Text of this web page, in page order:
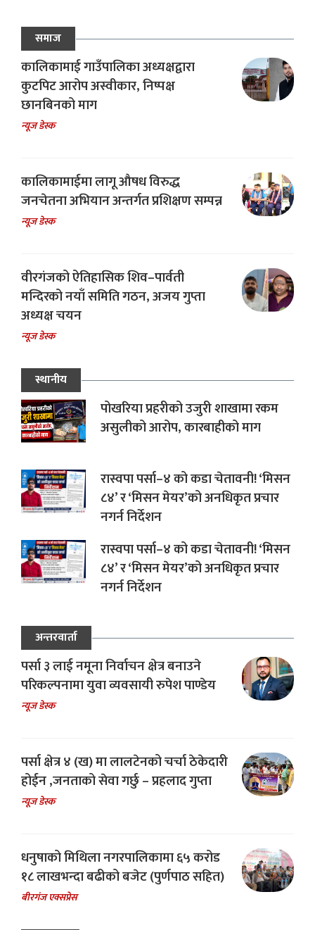
समाज
कालिकामाई गाउँपालिका अध्यक्षद्वारा
कुटपिट आरोप अस्वीकार, निष्पक्ष
छानबिनको माग
न्यूज डेस्क
कालिकामाईमा लागू औषध विरुद्ध
जनचेतना अभियान अन्तर्गत प्रशिक्षण सम्पन्न
न्यूज डेस्क
वीरगंजको ऐतिहासिक शिव–पार्वती
मन्दिरको नयाँ समिति गठन, अजय गुप्ता
अध्यक्ष चयन
न्यूज डेस्क
स्थानीय
पोखरिया प्रहरीको उजुरी शाखामा रकम
असुलीको आरोप, कारबाहीको माग
रास्वपा पर्सा–४ को कडा चेतावनी! ‘मिसन
८४’ र ‘मिसन मेयर’को अनधिकृत प्रचार
नगर्न निर्देशन
रास्वपा पर्सा–४ को कडा चेतावनी! ‘मिसन
८४’ र ‘मिसन मेयर’को अनधिकृत प्रचार
नगर्न निर्देशन
अन्तरवार्ता
पर्सा ३ लाई नमूना निर्वाचन क्षेत्र बनाउने
परिकल्पनामा युवा व्यवसायी रुपेश पाण्डेय
न्यूज डेस्क
पर्सा क्षेत्र ४ (ख) मा लालटेनको चर्चा ठेकेदारी
होईन ,जनताको सेवा गर्छु – प्रहलाद गुप्ता
न्यूज डेस्क
धनुषाको मिथिला नगरपालिकामा ६५ करोड
१८ लाखभन्दा बढीको बजेट (पुर्णपाठ सहित)
बीरगंज एक्सप्रेस